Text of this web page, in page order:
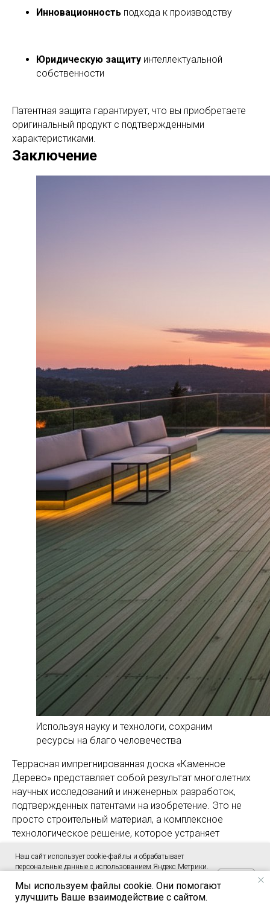
Инновационность подхода к производству
Юридическую защиту интеллектуальной
собственности
Патентная защита гарантирует, что вы приобретаете
оригинальный продукт с подтвержденными
характеристиками.
Заключение
Используя науку и технологи, сохраним
ресурсы на благо человечества
Террасная импрегнированная доска «Каменное
Дерево» представляет собой результат многолетних
научных исследований и инженерных разработок,
подтвержденных патентами на изобретение. Это не
просто строительный материал, а комплексное
технологическое решение, которое устраняет
покрытий.
Сочетание глубокой импрегнации, инновационного
трапециевидного профиля и специальной геометрии,
Наш сайт использует cookie-файлы и обрабатывает
персональные данные с использованием Яндекс Метрики.
Подтвердите ваше согласие, нажав кнопку ОК. Условия
обработки персональных данных.
Мы используем файлы cookie. Они помогают
улучшить Ваше взаимодействие с сайтом.